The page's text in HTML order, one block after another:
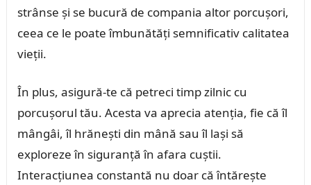
strânse și se bucură de compania altor porcușori,
ceea ce le poate îmbunătăți semnificativ calitatea
vieții.
În plus, asigură-te că petreci timp zilnic cu
porcușorul tău. Acesta va aprecia atenția, fie că îl
mângâi, îl hrănești din mână sau îl lași să
exploreze în siguranță în afara cuștii.
Interacțiunea constantă nu doar că întărește